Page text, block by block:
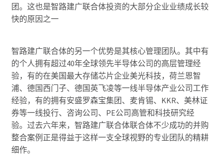
团。这也是智路建广联合体投资的大部分企业业绩成长较
快的原因之一
智路建广联合体的另一个优势是其核心管理团队。其中有
的个人拥有超过40年全球领先半导体公司的高层管理经
验，有的在美国最大存储芯片企业美光科技，荷兰恩智
浦、德国西门子、德国英飞凌等一线半导体产业公司工作
经验，有的拥有安盛罗森宝集团、麦肯锡、KKR、美林证
券等一线投行、咨询公司、PE公司高管和科技研究经
验。过去六年来，智路建广联合体联合体不少成功的并购
整合案例正是得益于这样一支全球视野的专业团队的精耕
细作。